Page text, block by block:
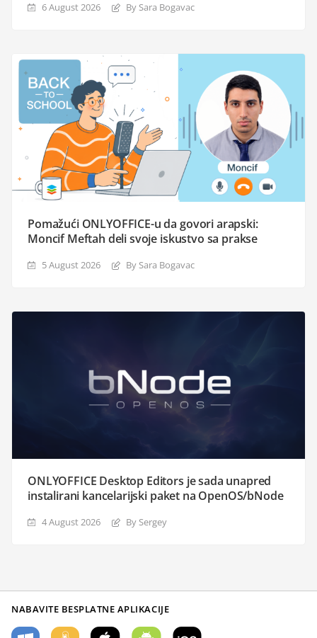
6 August 2026 By Sara Bogavac
Pomažući ONLYOFFICE-u da govori arapski:
Moncif Meftah deli svoje iskustvo sa prakse
5 August 2026 By Sara Bogavac
ONLYOFFICE Desktop Editors je sada unapred
instalirani kancelarijski paket na OpenOS/bNode
4 August 2026 By Sergey
NABAVITE BESPLATNE APLIKACIJE